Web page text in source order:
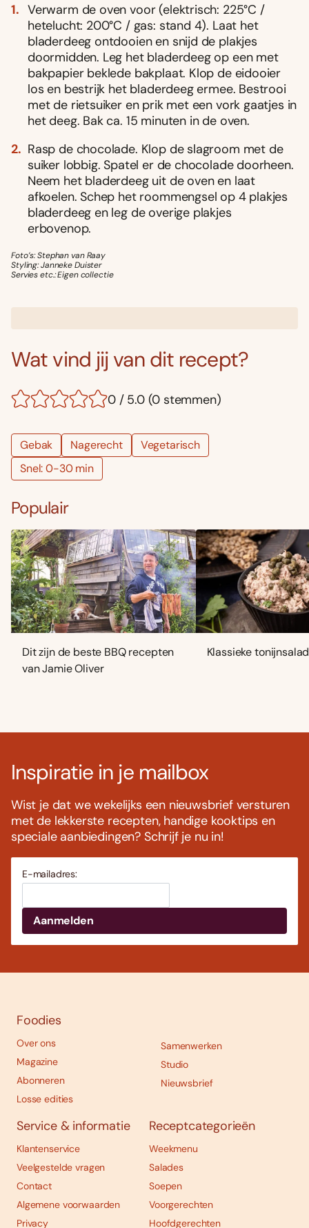
Verwarm de oven voor (elektrisch: 225°C /
hetelucht: 200°C / gas: stand 4). Laat het
bladerdeeg ontdooien en snijd de plakjes
doormidden. Leg het bladerdeeg op een met
bakpapier beklede bakplaat. Klop de eidooier
los en bestrijk het bladerdeeg ermee. Bestrooi
met de rietsuiker en prik met een vork gaatjes in
het deeg. Bak ca. 15 minuten in de oven.
Rasp de chocolade. Klop de slagroom met de
suiker lobbig. Spatel er de chocolade doorheen.
Neem het bladerdeeg uit de oven en laat
afkoelen. Schep het roommengsel op 4 plakjes
bladerdeeg en leg de overige plakjes
erbovenop.
Foto’s: Stephan van Raay
Styling: Janneke Duister
Servies etc.: Eigen collectie
Wat vind jij van dit recept?
0 / 5.0 (0 stemmen)
Gebak Nagerecht
Vegetarisch
Snel: 0-30 min
Populair
Dit zijn de beste BBQ recepten
van Jamie Oliver
Klassieke
Inspiratie in je mailbox
Wist je dat we wekelijks een nieuwsbrief versturen
met de lekkerste recepten, handige kooktips en
speciale aanbiedingen? Schrijf je nu in!
E-mailadres:
Foodies
Over ons
Magazine
Abonneren
Losse edities
Samenwerken
Studio
Nieuwsbrief
Service & informatie
Klantenservice
Veelgestelde vragen
Contact
Algemene voorwaarden
Privacy
Receptcategorieën
Weekmenu
Salades
Soepen
Voorgerechten
Hoofdgerechten